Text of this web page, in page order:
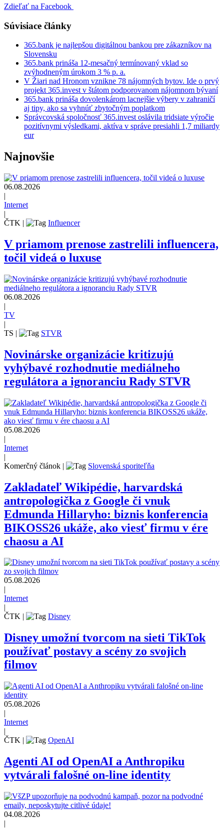
Zdieľať na Facebook
Súvisiace články
365.bank je najlepšou digitálnou bankou pre zákazníkov na
Slovensku
365.bank prináša 12-mesačný termínovaný vklad so
zvýhodneným úrokom 3 % p. a.
V Žiari nad Hronom vznikne 78 nájomných bytov. Ide o prvý
projekt 365.invest v štátom podporovanom nájomnom bývaní
365.bank prináša dovolenkárom lacnejšie výbery v zahraničí
aj tipy, ako sa vyhnúť zbytočným poplatkom
Správcovská spoločnosť 365.invest oslávila tridsiate výročie
pozitívnymi výsledkami, aktíva v správe presiahli 1,7 miliardy
eur
Najnovšie
06.08.2026
|
Internet
|
ČTK | Influencer
V priamom prenose zastrelili influencera,
točil videá o luxuse
06.08.2026
|
TV
|
TS | STVR
Novinárske organizácie kritizujú
vyhýbavé rozhodnutie mediálneho
regulátora a ignoranciu Rady STVR
05.08.2026
|
Internet
|
Komerčný článok | Slovenská sporiteľňa
Zakladateľ Wikipédie, harvardská
antropologička z Google či vnuk
Edmunda Hillaryho: biznis konferencia
BIKOSS26 ukáže, ako viesť firmu v ére
chaosu a AI
05.08.2026
Internet
ČTK
Disney
Disney umožní tvorcom na sieti TikTok
používať postavy a scény zo svojich
filmov
05.08.2026
|
Internet
|
ČTK | OpenAI
Agenti AI od OpenAI a Anthropiku
vytvárali falošné on-line identity
04.08.2026
|